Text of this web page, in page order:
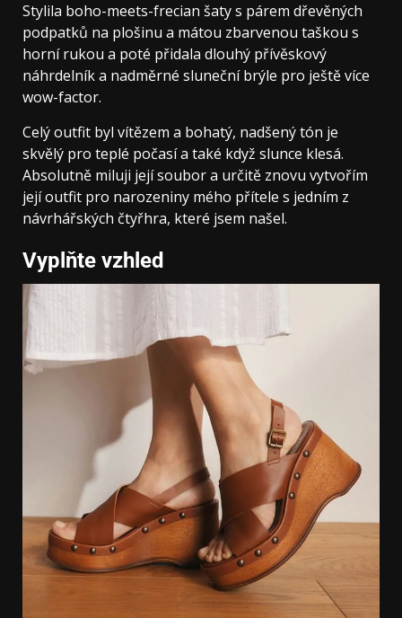
Stylila boho-meets-frecian šaty s párem dřevěných
podpatků na plošinu a mátou zbarvenou taškou s
horní rukou a poté přidala dlouhý přívěskový
náhrdelník a nadměrné sluneční brýle pro ještě více
wow-factor.
Celý outfit byl vítězem a bohatý, nadšený tón je
skvělý pro teplé počasí a také když slunce klesá.
Absolutně miluji její soubor a určitě znovu vytvořím
její outfit pro narozeniny mého přítele s jedním z
návrhářských čtyřhra, které jsem našel.
Vyplňte vzhled